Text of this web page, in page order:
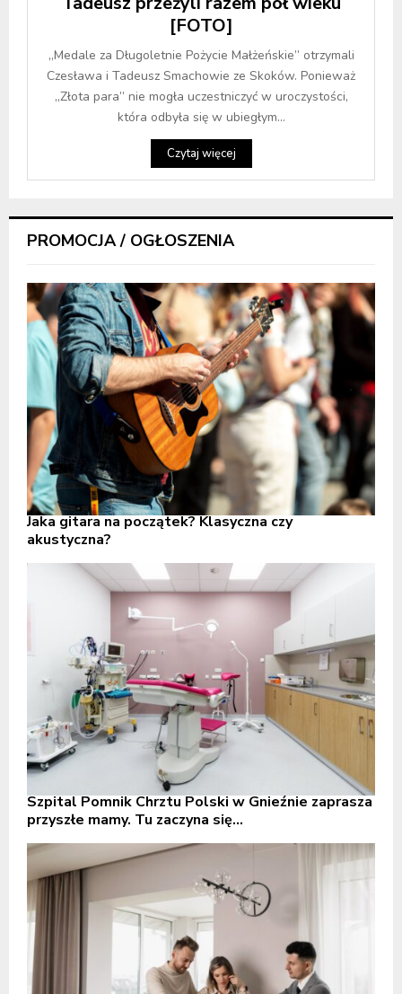
[FOTO]
„Medale za Długoletnie Pożycie Małżeńskie” otrzymali
Czesława i Tadeusz Smachowie ze Skoków. Ponieważ
„Złota para” nie mogła uczestniczyć w uroczystości,
która odbyła się w ubiegłym...
Czytaj więcej
PROMOCJA / OGŁOSZENIA
Jaka gitara na początek? Klasyczna czy
akustyczna?
Szpital Pomnik Chrztu Polski w Gnieźnie zaprasza
przyszłe mamy. Tu zaczyna się...